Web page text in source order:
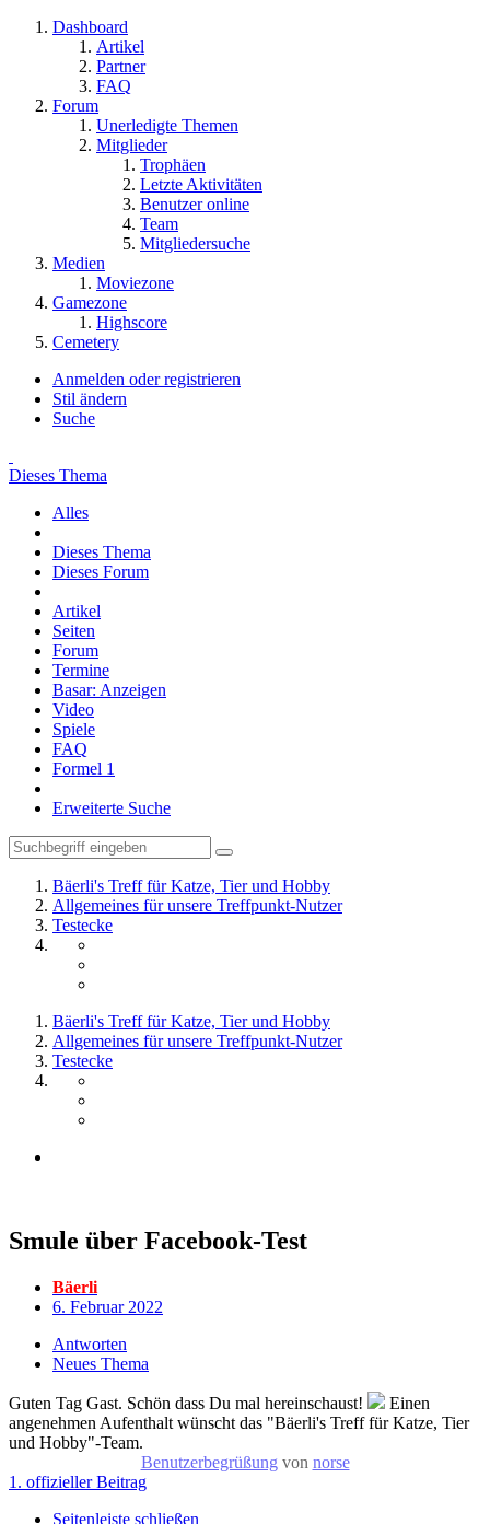
Dashboard
Artikel
Partner
FAQ
Forum
Unerledigte Themen
Mitglieder
Trophäen
Letzte Aktivitäten
Benutzer online
Team
Mitgliedersuche
Medien
Moviezone
Gamezone
Highscore
Cemetery
Anmelden oder registrieren
Stil ändern
Suche
Dieses Thema
Alles
Dieses Thema
Dieses Forum
Artikel
Seiten
Forum
Termine
Basar: Anzeigen
Video
Spiele
FAQ
Formel 1
Erweiterte Suche
Bäerli's Treff für Katze, Tier und Hobby
Allgemeines für unsere Treffpunkt-Nutzer
Testecke
Bäerli's Treff für Katze, Tier und Hobby
Allgemeines für unsere Treffpunkt-Nutzer
Testecke
Smule über Facebook-Test
Bäerli
6. Februar 2022
Antworten
Neues Thema
Guten Tag Gast. Schön dass Du mal hereinschaust!
Einen
angenehmen Aufenthalt wünscht das "Bäerli's Treff für Katze, Tier
und Hobby"-Team.
Benutzerbegrüßung von norse
1. offizieller Beitrag
Seitenleiste schließen